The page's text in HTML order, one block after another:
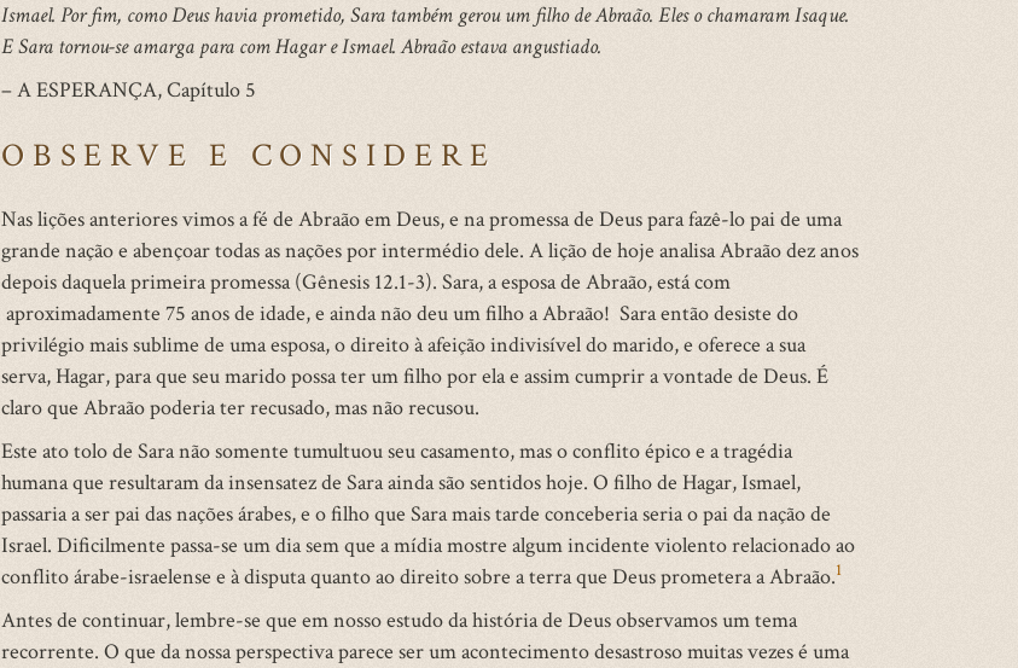
Ismael. Por fim, como Deus havia prometido, Sara também gerou um filho de Abraão. Eles o chamaram Isaque.
E Sara tornou-se amarga para com Hagar e Ismael. Abraão estava angustiado.
– A ESPERANÇA, Capítulo 5
OBSERVE E CONSIDERE
Nas lições anteriores vimos a fé de Abraão em Deus, e na promessa de Deus para fazê-lo pai de uma
grande nação e abençoar todas as nações por intermédio dele. A lição de hoje analisa Abraão dez anos
depois daquela primeira promessa (Gênesis 12.1-3). Sara, a esposa de Abraão, está com
aproximadamente 75 anos de idade, e ainda não deu um filho a Abraão! Sara então desiste do
privilégio mais sublime de uma esposa, o direito à afeição indivisível do marido, e oferece a sua
serva, Hagar, para que seu marido possa ter um filho por ela e assim cumprir a vontade de Deus. É
claro que Abraão poderia ter recusado, mas não recusou.
Este ato tolo de Sara não somente tumultuou seu casamento, mas o conflito épico e a tragédia
humana que resultaram da insensatez de Sara ainda são sentidos hoje. O filho de Hagar, Ismael,
passaria a ser pai das nações árabes, e o filho que Sara mais tarde conceberia seria o pai da nação de
Israel. Dificilmente passa-se um dia sem que a mídia mostre algum incidente violento relacionado ao
conflito árabe-israelense e à disputa quanto ao direito sobre a terra que Deus prometera a Abraão.1
Antes de continuar, lembre-se que em nosso estudo da história de Deus observamos um tema
recorrente. O que da nossa perspectiva parece ser um acontecimento desastroso muitas vezes é uma